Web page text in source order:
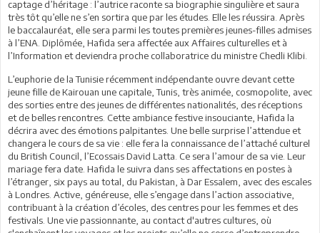
captage d’héritage : l’autrice raconte sa biographie singulière et saura
très tôt qu’elle ne s’en sortira que par les études. Elle les réussira. Après
le baccalauréat, elle sera parmi les toutes premières jeunes-filles admises
à l’ENA. Diplômée, Hafida sera affectée aux Affaires culturelles et à
l’Information et deviendra proche collaboratrice du ministre Chedli Klibi.
L’euphorie de la Tunisie récemment indépendante ouvre devant cette
jeune fille de Kairouan une capitale, Tunis, très animée, cosmopolite, avec
des sorties entre des jeunes de différentes nationalités, des réceptions
et de belles rencontres. Cette ambiance festive insouciante, Hafida la
décrira avec des émotions palpitantes. Une belle surprise l’attendue et
changera le cours de sa vie : elle fera la connaissance de l’attaché culturel
du British Council, l’Ecossais David Latta. Ce sera l’amour de sa vie. Leur
mariage fera date. Hafida le suivra dans ses affectations en postes à
l’étranger, six pays au total, du Pakistan, à Dar Essalem, avec des escales
à Londres. Active, généreuse, elle s’engage dans l’action associative,
contribuant à la création d’écoles, des centres pour les femmes et des
festivals. Une vie passionnante, au contact d'autres cultures, où